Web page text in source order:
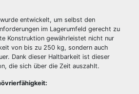
entwickelt, um selbst den
im Lagerumfeld gerecht zu
Konstruktion gewährleistet nicht nur
von bis zu 250 kg, sondern auch
Dank dieser Haltbarkeit ist dieser
die sich über die Zeit auszahlt.